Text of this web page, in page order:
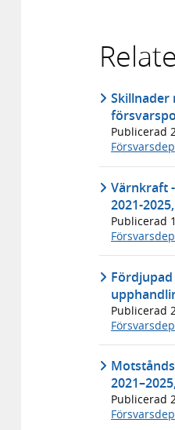
Skillnader
Publicerad
Värnkraft
2021-
Publicerad
Publicerad
Publicerad